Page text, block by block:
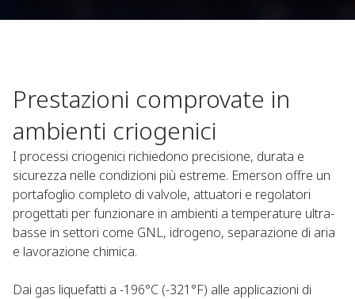
Prestazioni comprovate in
ambienti criogenici
I processi criogenici richiedono precisione, durata e
sicurezza nelle condizioni più estreme. Emerson offre un
portafoglio completo di valvole, attuatori e regolatori
progettati per funzionare in ambienti a temperature ultra-
basse in settori come GNL, idrogeno, separazione di aria
e lavorazione chimica.
Dai gas liquefatti a -196°C (-321°F) alle applicazioni di